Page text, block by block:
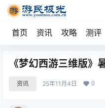
首页 资讯 攻略 测评
《梦幻西游三维版》
资讯 25年11月4日 0